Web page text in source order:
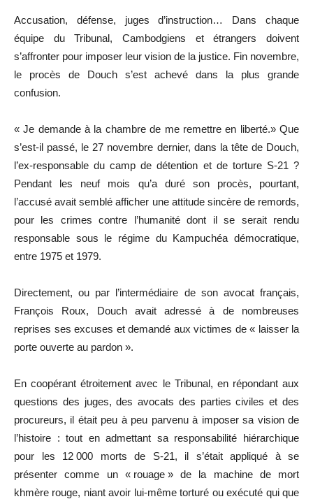
Accusation, défense, juges d’instruction… Dans chaque
équipe du Tribunal, Cambodgiens et étrangers doivent
s’affronter pour imposer leur vision de la justice. Fin novembre,
le procès de Douch s’est achevé dans la plus grande
confusion.
« Je demande à la chambre de me remettre en liberté.» Que
s’est-il passé, le 27 novembre dernier, dans la tête de Douch,
l’ex-responsable du camp de détention et de torture S-21 ?
Pendant les neuf mois qu’a duré son procès, pourtant,
l’accusé avait semblé afficher une attitude sincère de remords,
pour les crimes contre l’humanité dont il se serait rendu
responsable sous le régime du Kampuchéa démocratique,
entre 1975 et 1979.
Directement, ou par l’intermédiaire de son avocat français,
François Roux, Douch avait adressé à de nombreuses
reprises ses excuses et demandé aux victimes de « laisser la
porte ouverte au pardon ».
En coopérant étroitement avec le Tribunal, en répondant aux
questions des juges, des avocats des parties civiles et des
procureurs, il était peu à peu parvenu à imposer sa vision de
l’histoire : tout en admettant sa responsabilité hiérarchique
pour les 12 000 morts de S-21, il s’était appliqué à se
présenter comme un « rouage » de la machine de mort
khmère rouge, niant avoir lui-même torturé ou exécuté qui que